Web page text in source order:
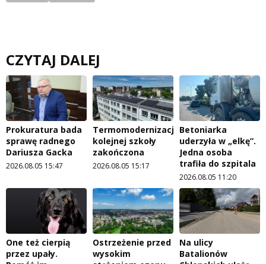
CZYTAJ DALEJ
Prokuratura bada
sprawę radnego
Dariusza Gacka
2026.08.05 15:47
Termomodernizacja
kolejnej szkoły
zakończona
2026.08.05 15:17
Betoniarka
uderzyła w „elkę”.
Jedna osoba
trafiła do szpitala
2026.08.05 11:20
One też cierpią
przez upały.
Ostrzeżenie przed
wysokim
Na ulicy
Batalionów